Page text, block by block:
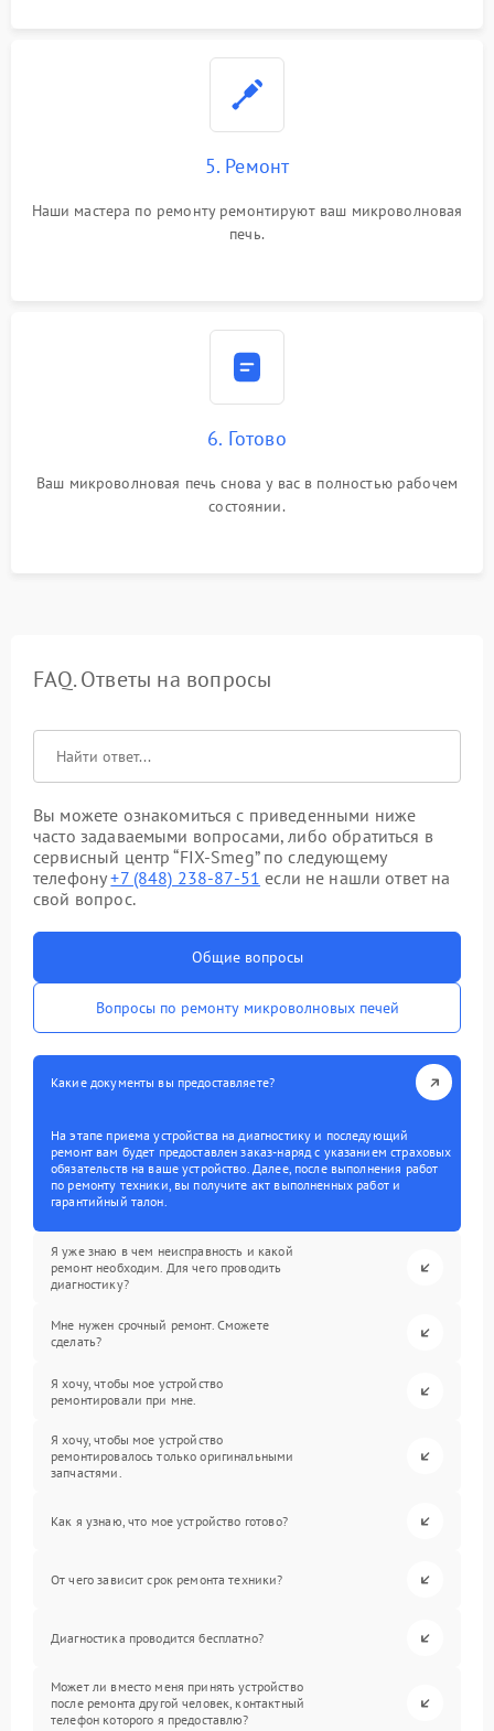
5. Ремонт
Наши мастера по ремонту ремонтируют ваш микроволновая
печь.
6. Готово
Ваш микроволновая печь снова у вас в полностью рабочем
состоянии.
FAQ. Ответы на вопросы
Вы можете ознакомиться с приведенными ниже
часто задаваемыми вопросами, либо обратиться в
сервисный центр “FIX-Smeg” по следующему
телефону+7 (848) 238-87-51 если не нашли ответ на
свой вопрос.
Общие вопросы
Вопросы по ремонту микроволновых печей
Какие документы вы предоставляете?
На этапе приема устройства на диагностику и последующий
ремонт вам будет предоставлен заказ-наряд с указанием страховых
обязательств на ваше устройство. Далее, после выполнения работ
по ремонту техники, вы получите акт выполненных работ и
гарантийный талон.
Я уже знаю в чем неисправность и какой
ремонт необходим. Для чего проводить
диагностику?
Мне нужен срочный ремонт. Сможете
сделать?
Я хочу, чтобы мое устройство
ремонтировали при мне.
Я хочу, чтобы мое устройство
ремонтировалось только оригинальными
запчастями.
Как я узнаю, что мое устройство готово?
От чего зависит срок ремонта техники?
Диагностика проводится бесплатно?
Может ли вместо меня принять устройство
после ремонта другой человек, контактный
телефон которого я предоставлю?